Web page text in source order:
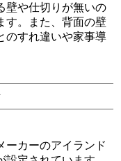
壁や仕切りが無いの
す。また、背面の壁
のすれ違いや家事導
ーカーのアイランド